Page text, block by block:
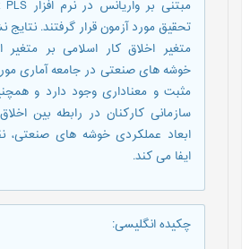
تحقیق مورد آزمون قرار گرفتند. نتایج
متغیر اخلاق کار اسلامی بر متغیر
خوشه های صنعتی در جامعه آماری
مثبت و معناداری وجود دارد و
سازمانی کارکنان در رابطه بین
ابعاد عملکردی خوشه های صنعتی،
ایفا می کند.
چکیده انگلیسی: